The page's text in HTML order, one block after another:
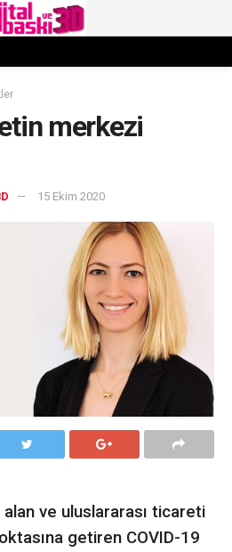
merkezi
15 Ekim 2020
alan ve uluslararası ticareti
getiren COVID-19